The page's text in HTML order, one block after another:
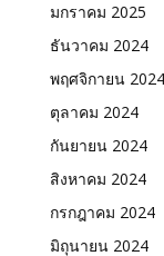
มกราคม 2025
ธันวาคม 2024
พฤศจิกายน 2024
ตุลาคม 2024
กันยายน 2024
สิงหาคม 2024
กรกฎาคม 2024
มิถุนายน 2024